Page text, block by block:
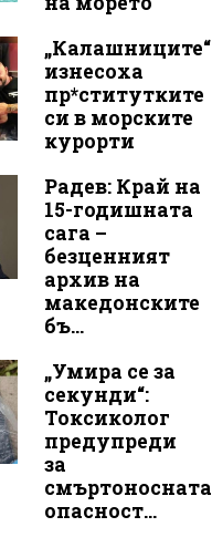
„Калашниците“
изнесоха
пр*ститутките
си в морските
курорти
Радев: Край на
15-годишната
сага –
безценният
архив на
македонските
бъ...
„Умира се за
секунди“:
Токсиколог
предупреди
за
смъртоносната
опасност...